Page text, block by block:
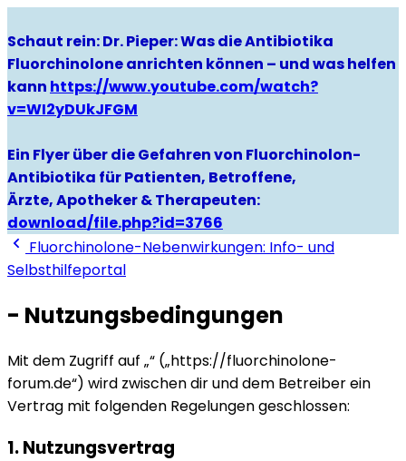
Schaut rein: Dr. Pieper: Was die Antibiotika
Fluorchinolone anrichten können – und was helfen
kann https://www.youtube.com/watch?
v=WI2yDUkJFGM
Ein Flyer über die Gefahren von Fluorchinolon-
Antibiotika für Patienten, Betroffene,
Ärzte, Apotheker & Therapeuten:
download/file.php?id=3766
Fluorchinolone-Nebenwirkungen: Info- und
Selbsthilfeportal
- Nutzungsbedingungen
Mit dem Zugriff auf „“ („https://fluorchinolone-
forum.de“) wird zwischen dir und dem Betreiber ein
Vertrag mit folgenden Regelungen geschlossen:
1. Nutzungsvertrag